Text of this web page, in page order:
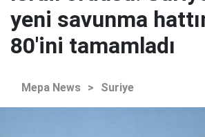
yeni savunma
80'ini tamamladı
Mepa News > Suriye